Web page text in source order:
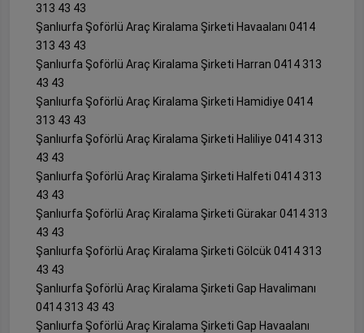
313 43 43
Şanlıurfa Şoförlü Araç Kiralama Şirketi Havaalanı 0414
313 43 43
Şanlıurfa Şoförlü Araç Kiralama Şirketi Harran 0414 313
43 43
Şanlıurfa Şoförlü Araç Kiralama Şirketi Hamidiye 0414
313 43 43
Şanlıurfa Şoförlü Araç Kiralama Şirketi Haliliye 0414 313
43 43
Şanlıurfa Şoförlü Araç Kiralama Şirketi Halfeti 0414 313
43 43
Şanlıurfa Şoförlü Araç Kiralama Şirketi Gürakar 0414 313
43 43
Şanlıurfa Şoförlü Araç Kiralama Şirketi Gölcük 0414 313
43 43
Şanlıurfa Şoförlü Araç Kiralama Şirketi Gap Havalimanı
0414 313 43 43
Şanlıurfa Şoförlü Araç Kiralama Şirketi Gap Havaalanı